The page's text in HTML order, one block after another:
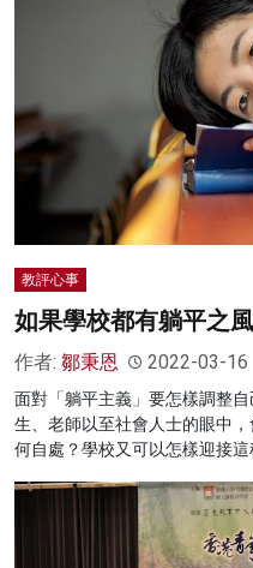
教評心事
如果學校都有躺平之風
作者: 鄒秉恩 2022-03-16
面對「躺平主義」要怎樣調整
生、老師以至社會人士的眼中
何自處？學校又可以怎樣迎接這